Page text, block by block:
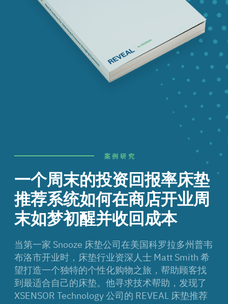
案例研究
一个周末的投资回报率床垫
推荐系统如何在商店开业周
末如梦初醒并收回成本
当第一家 Snooze 床垫公司在美国科罗拉多州普韦
布洛市开业时，床垫行业资深人士 Matt Smith 希
望打造一个独特的个性化购物之旅，帮助顾客找
到最适合自己的床垫。他寻求技术帮助，发现了
XSENSOR Technology 公司的 REVEAL 床垫推荐